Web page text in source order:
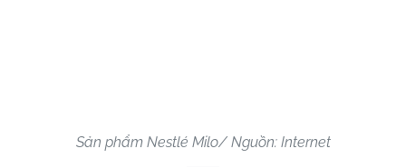
Sản phẩm Nestlé Milo/ Nguồn: Internet